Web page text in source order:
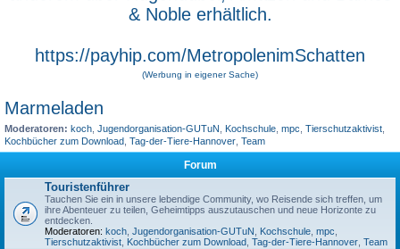
& Noble erhältlich.
https://payhip.com/MetropolenimSchatten
(Werbung in eigener Sache)
Marmeladen
Moderatoren: koch Jugendorganisation-GUTuN Kochschule mpc Tierschutzaktivist
Kochbücher zum Download Tag-der-Tiere-Hannover Team
Forum
Touristenführer
Tauchen Sie ein in unsere lebendige Community, wo Reisende sich treffen, um
ihre Abenteuer zu teilen, Geheimtipps auszutauschen und neue Horizonte zu
entdecken.
Moderatoren: koch, Jugendorganisation-GUTuN, Kochschule, mpc,
Tierschutzaktivist, Kochbücher zum Download, Tag-der-Tiere-Hannover, Team